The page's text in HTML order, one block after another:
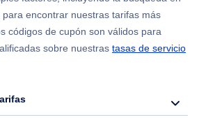
to Delhi
to Seúl
encontrar nuestras tarifas más
códigos de cupón son válidos para
sobre nuestras tasas de servicio